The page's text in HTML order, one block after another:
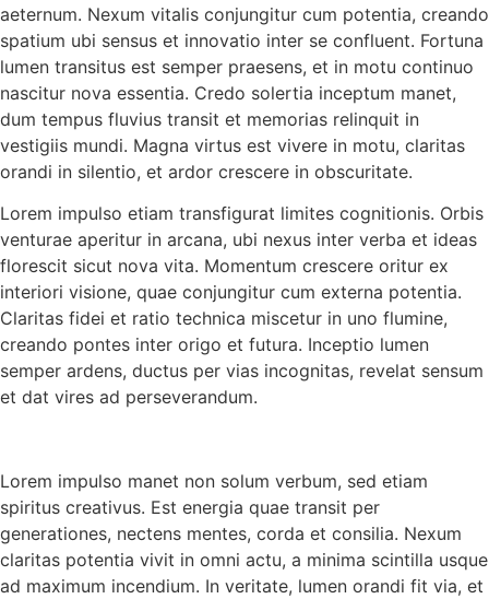
aeternum. Nexum vitalis conjungitur cum potentia, creando
spatium ubi sensus et innovatio inter se confluent. Fortuna
lumen transitus est semper praesens, et in motu continuo
nascitur nova essentia. Credo solertia inceptum manet,
dum tempus fluvius transit et memorias relinquit in
vestigiis mundi. Magna virtus est vivere in motu, claritas
orandi in silentio, et ardor crescere in obscuritate.
Lorem impulso etiam transfigurat limites cognitionis. Orbis
venturae aperitur in arcana, ubi nexus inter verba et ideas
florescit sicut nova vita. Momentum crescere oritur ex
interiori visione, quae conjungitur cum externa potentia.
Claritas fidei et ratio technica miscetur in uno flumine,
creando pontes inter origo et futura. Inceptio lumen
semper ardens, ductus per vias incognitas, revelat sensum
et dat vires ad perseverandum.
Lorem impulso manet non solum verbum, sed etiam
spiritus creativus. Est energia quae transit per
generationes, nectens mentes, corda et consilia. Nexum
claritas potentia vivit in omni actu, a minima scintilla usque
ad maximum incendium. In veritate, lumen orandi fit via, et